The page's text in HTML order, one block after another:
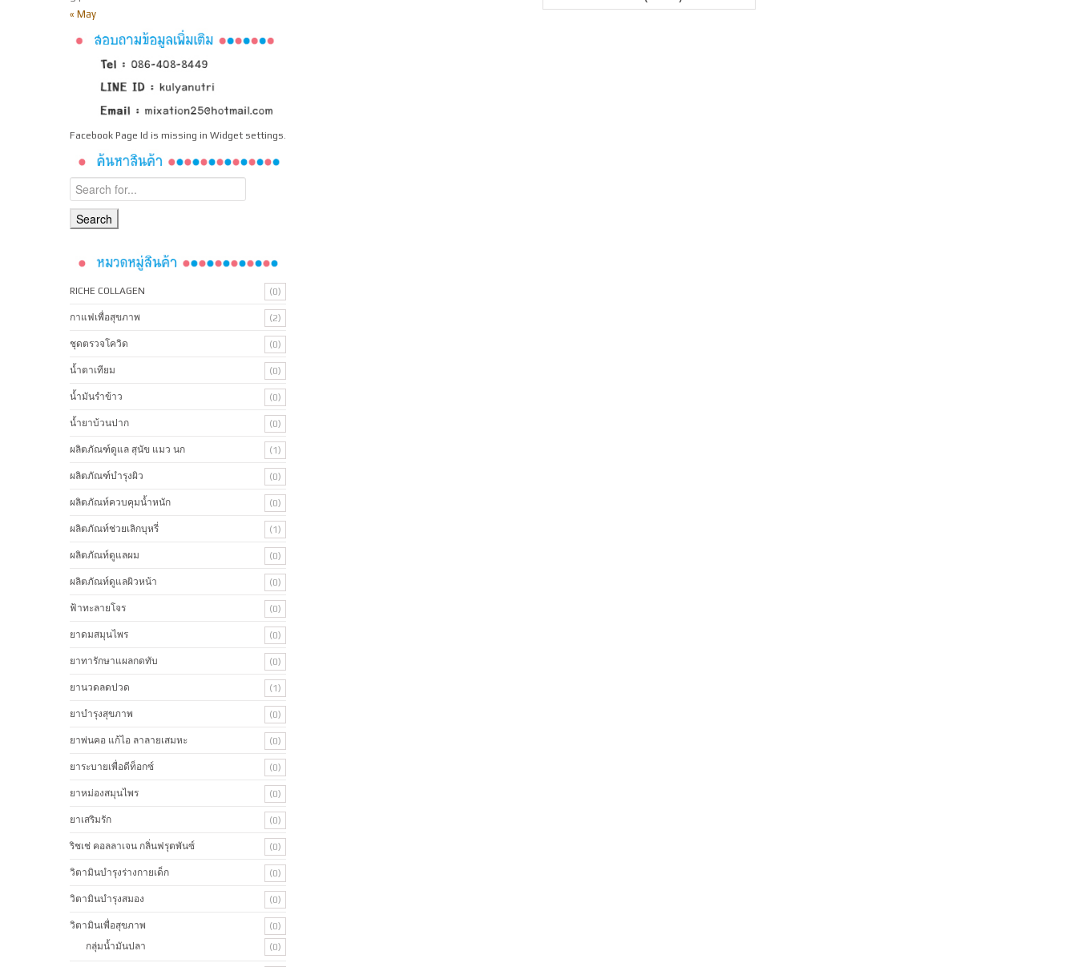
« May
Facebook Page Id is missing in Widget settings.
RICHE COLLAGEN (0)
กาแฟเพื่อสุขภาพ (2)
ชุดตรวจโควิด (0)
น้ำตาเทียม (0)
น้ำมันรำข้าว (0)
น้ำยาบ้วนปาก (0)
ผลิตภัณฑ์ดูแล สุนัข แมว นก (1)
ผลิตภัณฑ์บํารุงผิว (0)
ผลิตภัณท์ควบคุมน้ำหนัก (0)
ผลิตภัณท์ช่วยเลิกบุหรี่ (1)
ผลิตภัณท์ดูแลผม (0)
ผลิตภัณท์ดูแลผิวหน้า (0)
ฟ้าทะลายโจร (0)
ยาดมสมุนไพร (0)
ยาทารักษาแผลกดทับ (0)
ยานวดลดปวด (1)
ยาบำรุงสุขภาพ (0)
ยาพ่นคอ แก้ไอ ลาลายเสมหะ (0)
ยาระบายเพื่อดีท็อกซ์ (0)
ยาหม่องสมุนไพร (0)
ยาเสริมรัก (0)
ริชเช่ คอลลาเจน กลิ่นฟรุตพันซ์ (0)
วิตามินบำรุงร่างกายเด็ก (0)
วิตามินบำรุงสมอง (0)
วิตามินเพื่อสุขภาพ
(0)
กลุ่มน้ำมันปลา
(0)